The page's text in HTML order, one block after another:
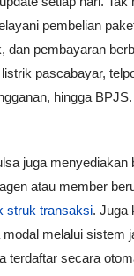
pembelian
dan pembayaran
pascabayar,
hingga BPJS.
juga menyediakan
atau member
struk transaksi. Juga
melalui sistem
terdaftar secara